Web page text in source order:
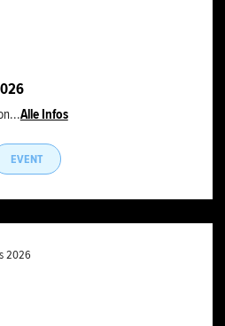
Alle Infos
EVENT